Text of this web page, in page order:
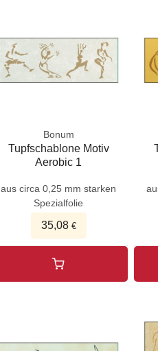
Bonum
Tupfschablone Motiv
Aerobic 1
aus circa 0,25 mm starken
Spezialfolie
35,08€